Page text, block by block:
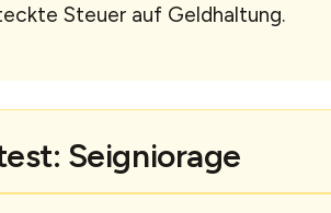
Steuer auf Geldhaltung.
Seigniorage